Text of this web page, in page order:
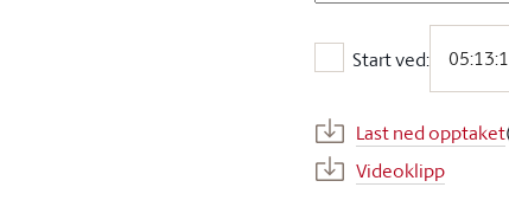
Start ved:
Start ved:
Last ned opptaket
Videoklipp